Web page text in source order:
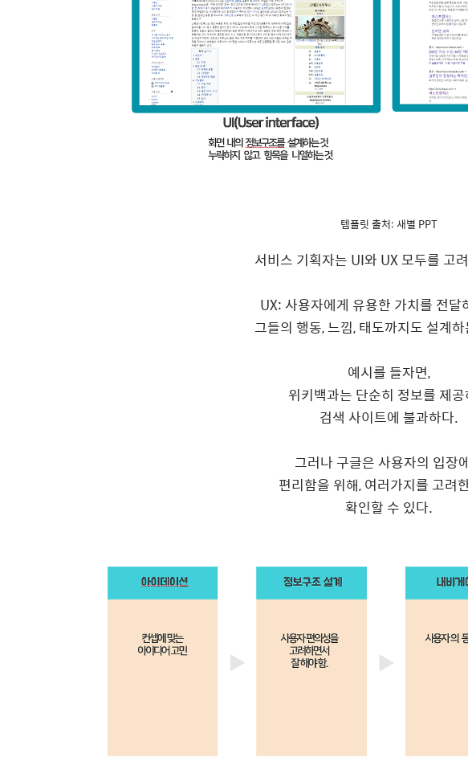
템플릿 출처: 새별 PPT
서비스 기획자는 UI와 UX 모두를 고
UX: 사용자에게 유용한 가치를 전달
그들의 행동, 느낌, 태도까지도 설계
예시를 들자면,
위키백과는 단순히 정보를 제
검색 사이트에 불과하다.
그러나 구글은 사용자의 입장
편리함을 위해, 여러가지를 고려
확인할 수 있다.